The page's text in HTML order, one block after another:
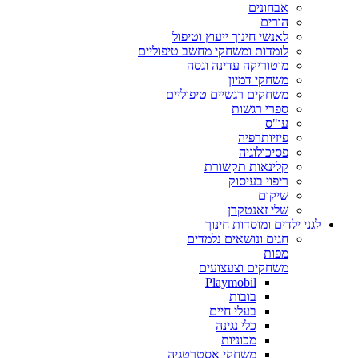
אבחונים
הורים
לאנשי חינוך ייעוץ וטיפול
לומדות ומשחקי מחשב טיפוליים
מוטוריקה עדינה וגסה
משחקי דמיון
משחקים רגשיים טיפוליים
ספרי רגשות
עו"ס
פיזיותרפיה
פסיכולוגיה
קלינאות תקשורת
ריפוי בעיסוק
שיקום
שלי זאנטקרן
לגני ילדים ומוסדות חינוך
חגים ונושאים נלמדים
מפות
משחקים וצעצועים
Playmobil
בובות
בעלי חיים
כלי נגינה
מכוניות
משחקי אסטרטגיה